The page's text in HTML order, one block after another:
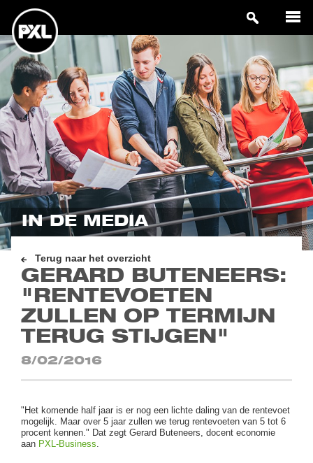
IN DE MEDIA
Terug naar het overzicht
GERARD BUTENEERS:
"RENTEVOETEN
ZULLEN OP TERMIJN
TERUG STIJGEN"
8/02/2016
"Het komende half jaar is er nog een lichte daling van de rentevoet
mogelijk. Maar over 5 jaar zullen we terug rentevoeten van 5 tot 6
procent kennen." Dat zegt Gerard Buteneers, docent economie
aan PXL-Business.